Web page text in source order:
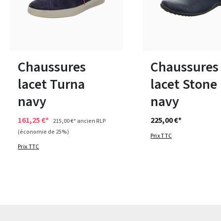
Chaussures
lacet Turna
navy
161,25 €* 215,00 €*ancien RLP
(économie de 25%)
Prix TTC
Chaussures
lacet Stone
navy
225,00 €*
Prix TTC